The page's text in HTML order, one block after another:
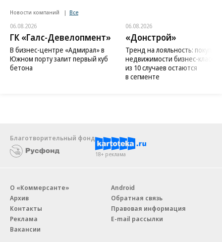
Новости компаний Все
06.08.2026
ГК «Галс-Девелопмент»
В бизнес-центре «Адмирал» в
Южном порту залит первый куб
бетона
06.08.2026
«Донстрой»
Тренд на лояльность:
недвижимости бизнес-класса
из 10 случаев остаются
в сегменте
Благотворительный фонд
18+ реклама
О «Коммерсанте»
Архив
Контакты
Реклама
Вакансии
Android
Обратная связь
Правовая информация
E-mail рассылки